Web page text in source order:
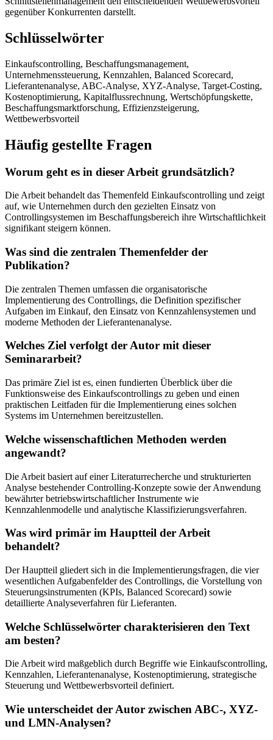
gegenüber Konkurrenten darstellt.
Schlüsselwörter
Einkaufscontrolling, Beschaffungsmanagement,
Unternehmenssteuerung, Kennzahlen, Balanced Scorecard,
Lieferantenanalyse, ABC-Analyse, XYZ-Analyse, Target-Costing,
Kostenoptimierung, Kapitalflussrechnung, Wertschöpfungskette,
Beschaffungsmarktforschung, Effizienzsteigerung,
Wettbewerbsvorteil
Häufig gestellte Fragen
Worum geht es in dieser Arbeit grundsätzlich?
Die Arbeit behandelt das Themenfeld Einkaufscontrolling und zeigt
auf, wie Unternehmen durch den gezielten Einsatz von
Controllingsystemen im Beschaffungsbereich ihre Wirtschaftlichkeit
signifikant steigern können.
Was sind die zentralen Themenfelder der
Publikation?
Die zentralen Themen umfassen die organisatorische
Implementierung des Controllings, die Definition spezifischer
Aufgaben im Einkauf, den Einsatz von Kennzahlensystemen und
moderne Methoden der Lieferantenanalyse.
Welches Ziel verfolgt der Autor mit dieser
Seminararbeit?
Das primäre Ziel ist es, einen fundierten Überblick über die
Funktionsweise des Einkaufscontrollings zu geben und einen
praktischen Leitfaden für die Implementierung eines solchen
Systems im Unternehmen bereitzustellen.
Welche wissenschaftlichen Methoden werden
angewandt?
Die Arbeit basiert auf einer Literaturrecherche und strukturierten
Analyse bestehender Controlling-Konzepte sowie der Anwendung
bewährter betriebswirtschaftlicher Instrumente wie
Kennzahlenmodelle und analytische Klassifizierungsverfahren.
Was wird primär im Hauptteil der Arbeit
behandelt?
Der Hauptteil gliedert sich in die Implementierungsfragen, die vier
wesentlichen Aufgabenfelder des Controllings, die Vorstellung von
Steuerungsinstrumenten (KPIs, Balanced Scorecard) sowie
detaillierte Analyseverfahren für Lieferanten.
Welche Schlüsselwörter charakterisieren den Text
am besten?
Die Arbeit wird maßgeblich durch Begriffe wie Einkaufscontrolling,
Kennzahlen, Lieferantenanalyse, Kostenoptimierung, strategische
Steuerung und Wettbewerbsvorteil definiert.
Wie unterscheidet der Autor zwischen ABC-, XYZ-
und LMN-Analysen?